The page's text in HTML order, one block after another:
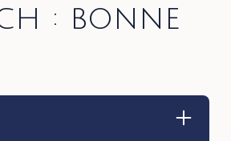
: bonne